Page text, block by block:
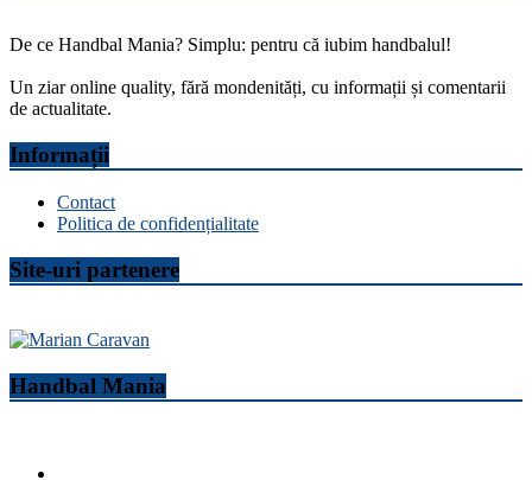
De ce Handbal Mania? Simplu: pentru că iubim handbalul!
Un ziar online quality, fără mondenități, cu informații și comentarii
de actualitate.
Informații
Contact
Politica de confidențialitate
Site-uri partenere
Handbal Mania